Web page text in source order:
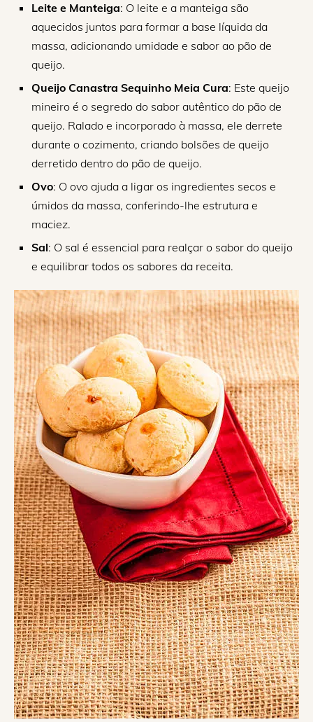
Leite e Manteiga: O leite e a manteiga são
aquecidos juntos para formar a base líquida da
massa, adicionando umidade e sabor ao pão de
queijo.
Queijo Canastra Sequinho Meia Cura: Este queijo
mineiro é o segredo do sabor autêntico do pão de
queijo. Ralado e incorporado à massa, ele derrete
durante o cozimento, criando bolsões de queijo
derretido dentro do pão de queijo.
Ovo: O ovo ajuda a ligar os ingredientes secos e
úmidos da massa, conferindo-lhe estrutura e
maciez.
Sal: O sal é essencial para realçar o sabor do queijo
e equilibrar todos os sabores da receita.